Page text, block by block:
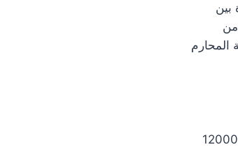
بين
قطع من
وتراوح سعر علبة المحارم
سعر علبة حليب الأطفال من نوع كيكوز 10500 ل.س، أما علبة الحليب من نوع نان 2 فكان سعرها بين الـ 12000